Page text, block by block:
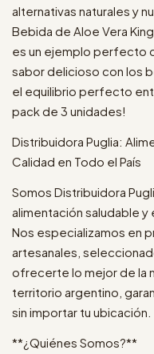
alternativas naturales y
Bebida de Aloe Vera
es un ejemplo perfecto
sabor delicioso con los
el equilibrio perfecto
pack de 3 unidades!
Distribuidora Puglia:
Calidad en Todo el País
Somos Distribuidora
alimentación saludable
Nos especializamos en
artesanales,
ofrecerte lo mejor de la
territorio argentino,
sin importar tu ubicación.
**¿Quiénes Somos?**